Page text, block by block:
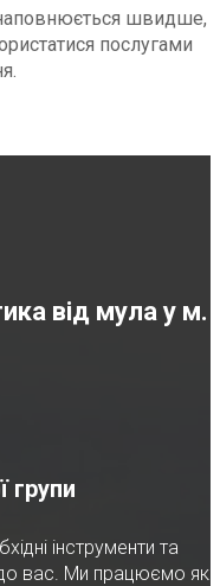
швидше,
послугами
від мула у м.
групи
інструменти та
вас. Ми працюємо як